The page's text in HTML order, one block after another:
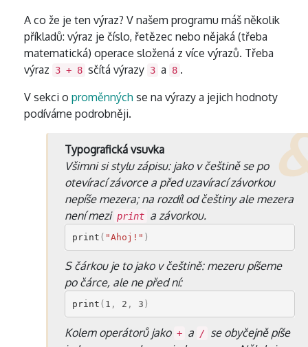
A co že je ten výraz? V našem programu máš několik
příkladů: výraz je číslo, řetězec nebo nějaká (třeba
matematická) operace složená z více výrazů. Třeba
výraz
3 + 8 sčítá výrazy 3 a 8 .
V sekci o proměnných se na výrazy a jejich hodnoty
podíváme podrobněji.
Typografická vsuvka
Všimni si stylu zápisu: jako v češtině se po
otevírací závorce a před uzavírací závorkou
nepíše mezera; na rozdíl od češtiny ale mezera
není mezi print a závorkou.
print ( "Ahoj!" )
S čárkou je to jako v češtině: mezeru píšeme
po čárce, ale ne před ní:
print ( 1 , 2 , 3 )
Kolem operátorů jako + a /
se obyčejně píše